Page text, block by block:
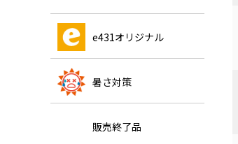
e431オリジナル
暑さ対策
販売終了品